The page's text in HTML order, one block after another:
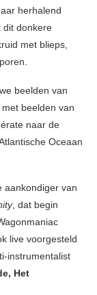
herhalend
dit donkere
met blieps,
beelden van
beelden van
naar de
Oceaan
aankondiger van
, dat begin
live voorgesteld
instrumentalist
Het